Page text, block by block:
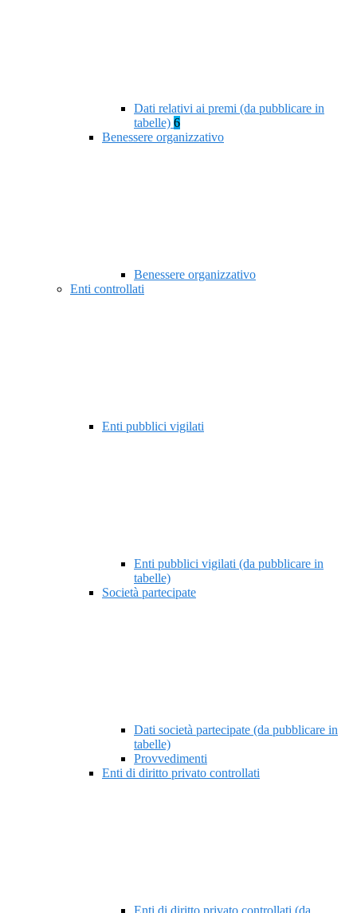
Dati relativi ai premi (da pubblicare in
tabelle) 6
Benessere organizzativo
Benessere organizzativo
Enti controllati
Enti pubblici vigilati
Enti pubblici vigilati (da pubblicare in
tabelle)
Società partecipate
Dati società partecipate (da pubblicare in
tabelle)
Provvedimenti
Enti di diritto privato controllati